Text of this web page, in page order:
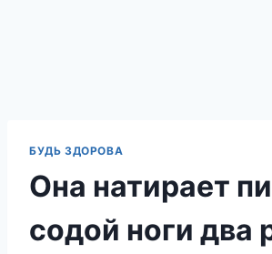
БУДЬ ЗДОРОВА
Она натирает
содой ноги два